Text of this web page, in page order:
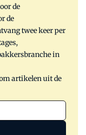
de
de
twee keer per
in
artikelen uit de